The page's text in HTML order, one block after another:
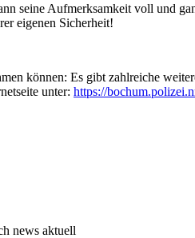
seine Aufmerksamkeit voll und
eigenen Sicherheit!
können: Es gibt zahlreiche
unter: https://
news aktuell